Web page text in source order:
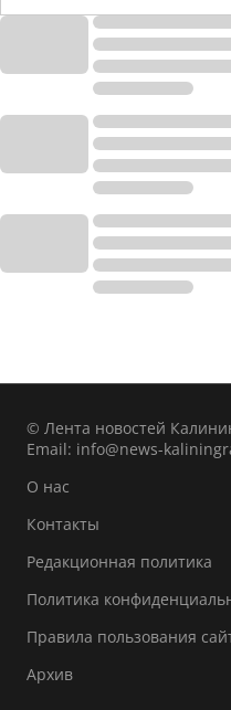
© Лента новостей
Email: info@news-
О нас
Контакты
Редакционная политика
Политика
Правила пользования
Архив